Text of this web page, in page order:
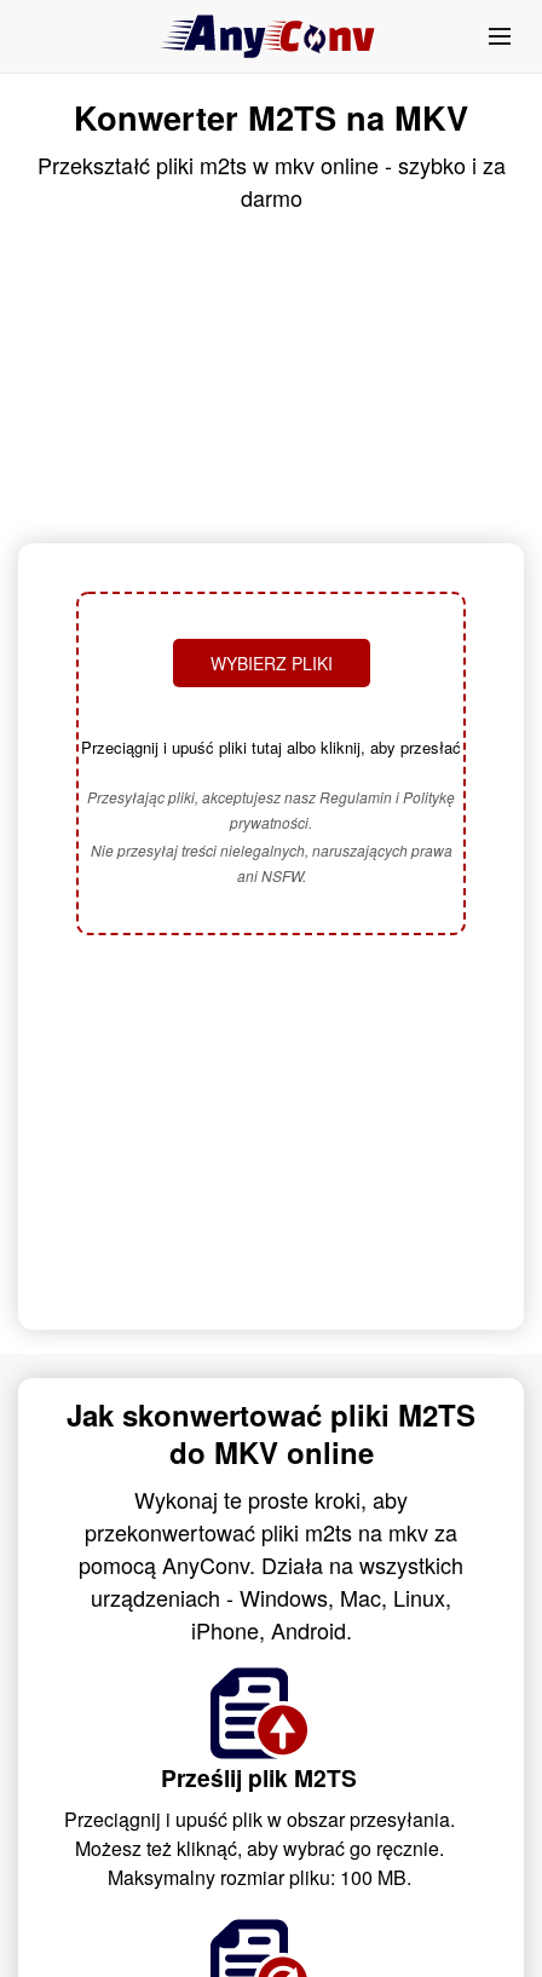
Konwerter M2TS na MKV
Przekształć pliki m2ts w mkv online - szybko i za
darmo
WYBIERZ PLIKI
Przeciągnij i upuść pliki tutaj albo kliknij, aby przesłać
Przesyłając pliki, akceptujesz nasz Regulamin i Politykę
prywatności.
Nie przesyłaj treści nielegalnych, naruszających prawa
ani NSFW.
Jak skonwertować pliki M2TS
do MKV online
Wykonaj te proste kroki, aby
przekonwertować pliki m2ts na mkv za
pomocą AnyConv. Działa na wszystkich
urządzeniach - Windows, Mac, Linux,
iPhone, Android.
Prześlij plik M2TS
Przeciągnij i upuść plik w obszar przesyłania.
Możesz też kliknąć, aby wybrać go ręcznie.
Maksymalny rozmiar pliku: 100 MB.